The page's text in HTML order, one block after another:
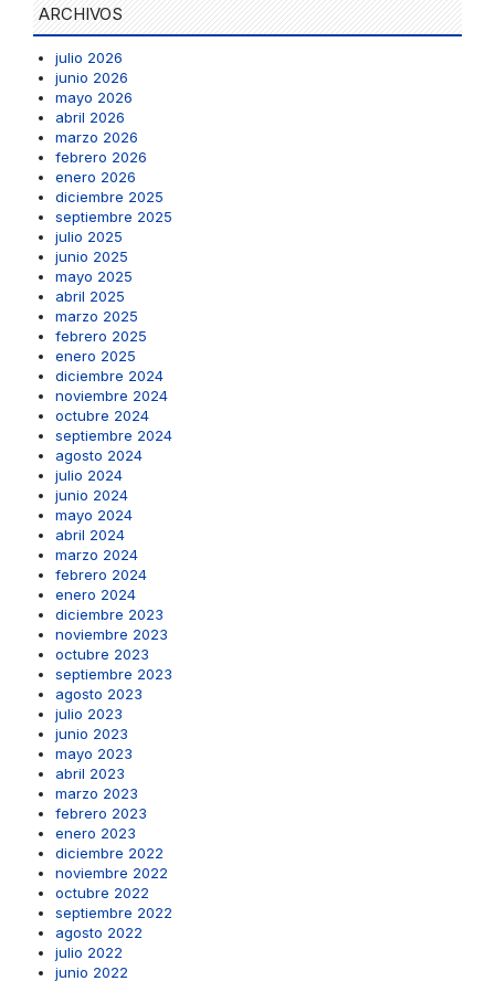
ARCHIVOS
julio 2026
junio 2026
mayo 2026
abril 2026
marzo 2026
febrero 2026
enero 2026
diciembre 2025
septiembre 2025
julio 2025
junio 2025
mayo 2025
abril 2025
marzo 2025
febrero 2025
enero 2025
diciembre 2024
noviembre 2024
octubre 2024
septiembre 2024
agosto 2024
julio 2024
junio 2024
mayo 2024
abril 2024
marzo 2024
febrero 2024
enero 2024
diciembre 2023
noviembre 2023
octubre 2023
septiembre 2023
agosto 2023
julio 2023
junio 2023
mayo 2023
abril 2023
marzo 2023
febrero 2023
enero 2023
diciembre 2022
noviembre 2022
octubre 2022
septiembre 2022
agosto 2022
julio 2022
junio 2022